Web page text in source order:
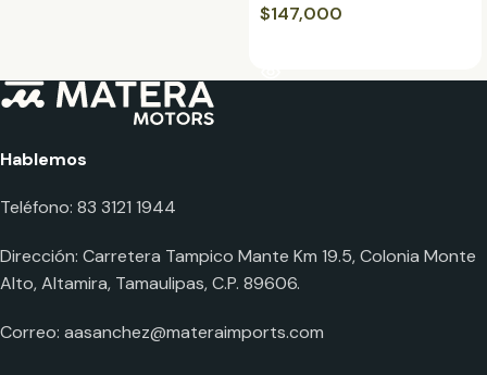
$147,000
Hablemos
Teléfono: 83 3121 1944
Dirección: Carretera Tampico Mante Km 19.5, Colonia Monte
Alto, Altamira, Tamaulipas, C.P. 89606.
Correo: aasanchez@materaimports.com